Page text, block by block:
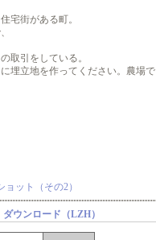
宅街がある町。
取引をしている。
埋立地を作ってください。農場で
ョット（その2）
ダウンロード（LZH）